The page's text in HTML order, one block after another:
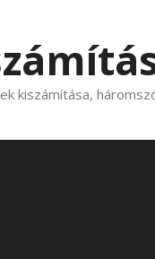
kiszámítása,